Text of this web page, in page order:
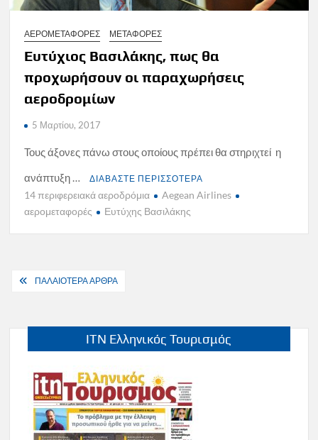
ΑΕΡΟΜΕΤΑΦΟΡΕΣ ΜΕΤΑΦΟΡΕΣ
Ευτύχιος Βασιλάκης, πως θα
προχωρήσουν οι παραχωρήσεις
αεροδρομίων
5 Μαρτίου, 2017
Τους άξονες πάνω στους οποίους πρέπει θα στηριχτεί η
ανάπτυξη …
ΔΙΑΒΑΣΤΕ ΠΕΡΙΣΣΟΤΕΡΑ
14 περιφερειακά αεροδρόμια
Aegean Airlines
αερομεταφορές
Ευτύχης Βασιλάκης
Πλοήγηση
ΠΑΛΑΙΟΤΕΡΑ ΑΡΘΡΑ
ITN Ελληνικός Τουρισμός